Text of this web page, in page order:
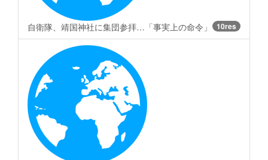
自衛隊、靖国神社に集団参拝…「事実上の命令」 10res